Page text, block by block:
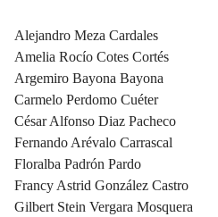
Alejandro Meza Cardales
Amelia Rocío Cotes Cortés
Argemiro Bayona Bayona
Carmelo Perdomo Cuéter
César Alfonso Diaz Pacheco
Fernando Arévalo Carrascal
Floralba Padrón Pardo
Francy Astrid González Castro
Gilbert Stein Vergara Mosquera